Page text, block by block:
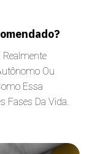
Realmente
Ou
Essa
Fases Da Vida.